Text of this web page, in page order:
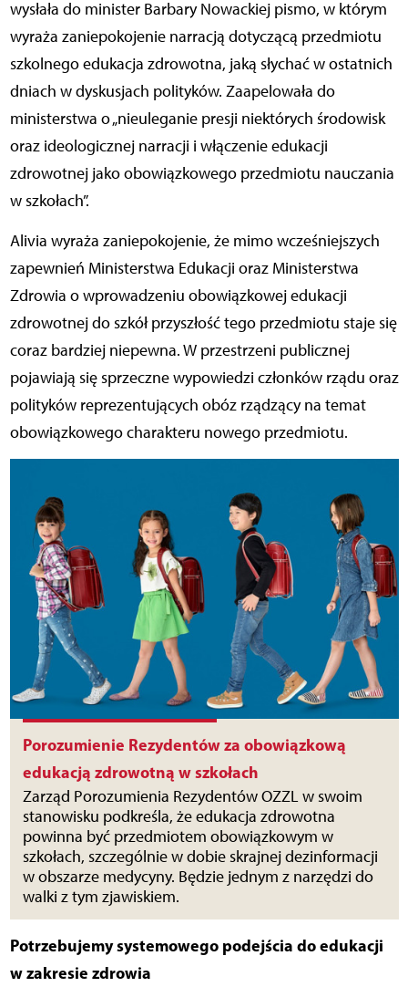
wysłała do minister Barbary Nowackiej pismo, w którym
wyraża zaniepokojenie narracją dotyczącą przedmiotu
szkolnego edukacja zdrowotna, jaką słychać w ostatnich
dniach w dyskusjach polityków. Zaapelowała do
ministerstwa o „nieuleganie presji niektórych środowisk
oraz ideologicznej narracji i włączenie edukacji
zdrowotnej jako obowiązkowego przedmiotu nauczania
w szkołach”.
Alivia wyraża zaniepokojenie, że mimo wcześniejszych
zapewnień Ministerstwa Edukacji oraz Ministerstwa
Zdrowia o wprowadzeniu obowiązkowej edukacji
zdrowotnej do szkół przyszłość tego przedmiotu staje się
coraz bardziej niepewna. W przestrzeni publicznej
pojawiają się sprzeczne wypowiedzi członków rządu oraz
polityków reprezentujących obóz rządzący na temat
obowiązkowego charakteru nowego przedmiotu.
Porozumienie Rezydentów za obowiązkową
edukacją zdrowotną w szkołach
Zarząd Porozumienia Rezydentów OZZL w swoim
stanowisku podkreśla, że edukacja zdrowotna
powinna być przedmiotem obowiązkowym w
szkołach, szczególnie w dobie skrajnej dezinformacji
w obszarze medycyny. Będzie jednym z narzędzi do
walki z tym zjawiskiem.
Potrzebujemy systemowego podejścia do edukacji
w zakresie zdrowia